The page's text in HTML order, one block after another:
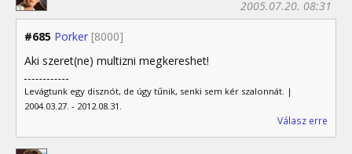
#685 Porker [8000]
2005.07.20. 08:31
Aki szeret(ne) multizni megkereshet!
Levágtunk egy disznót, de úgy tűnik, senki sem kér szalonnát. |
2004.03.27. - 2012.08.31.
Válasz erre